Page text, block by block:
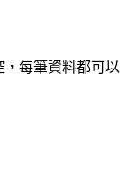
每筆資料都可以